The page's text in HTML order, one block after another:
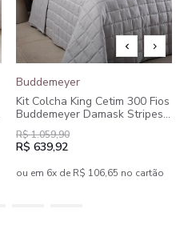
Buddemeyer
Kit Colcha King Cetim 300 Fios
Buddemeyer Damask Stripes
100% Algodão Penteado 3
peças
R$ 1.059,90
R$ 639,92
ou em 6x de R$ 106,65 no cartão